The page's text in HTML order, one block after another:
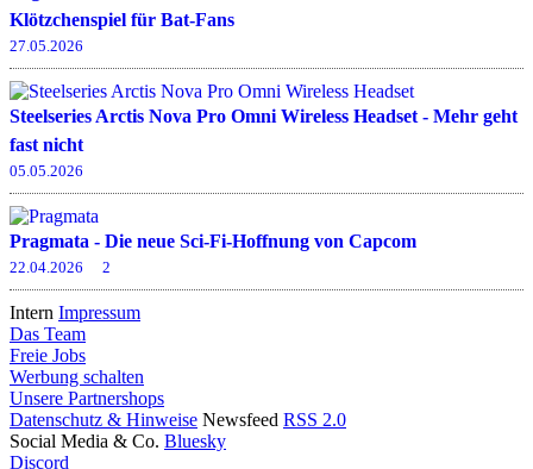
Klötzchenspiel für Bat-Fans
27.05.2026
Steelseries Arctis Nova Pro Omni Wireless Headset - Mehr geht
fast nicht
05.05.2026
Pragmata - Die neue Sci-Fi-Hoffnung von Capcom
22.04.2026 2
Intern Impressum
Das Team
Freie Jobs
Werbung schalten
Unsere Partnershops
Datenschutz & Hinweise Newsfeed RSS 2.0
Social Media & Co. Bluesky
Discord